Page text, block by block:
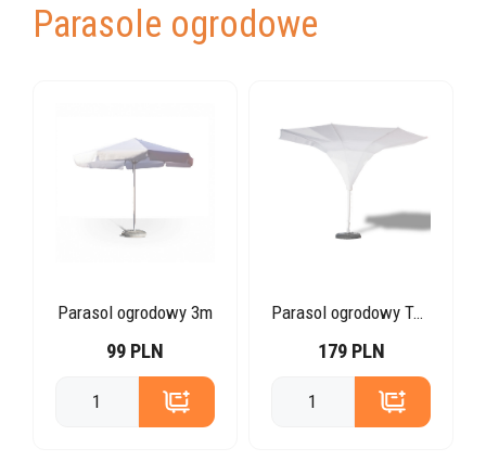
Parasole ogrodowe
Parasol ogrodowy 3m
99 PLN
Parasol ogrodowy Tulipan
179 PLN